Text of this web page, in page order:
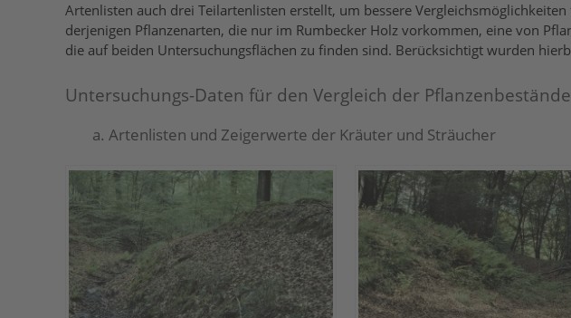
Artenlisten auch drei Teilartenlisten erstellt, um bessere
derjenigen Pflanzenarten, die nur im Rumbecker Holz vorkommen, eine von
die auf beiden Untersuchungsflächen zu finden sind. Berücksichtigt wurden
Untersuchungs-Daten für den Vergleich der Pflanzenbestände
a. Artenlisten und Zeigerwerte der Kräuter und Sträucher